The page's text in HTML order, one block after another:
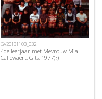
GV20131103_032
4de leerjaar met Mevrouw Mia
Callewaert, Gits, 1977(?)